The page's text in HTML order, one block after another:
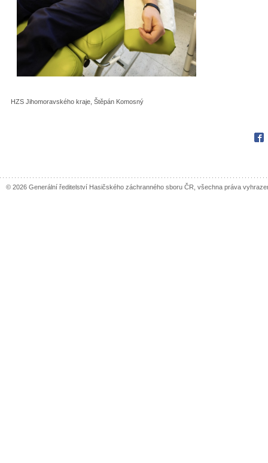
HZS Jihomoravského kraje, Štěpán Komosný
© 2026 Generální ředitelství Hasičského záchranného sboru ČR, všechna práva